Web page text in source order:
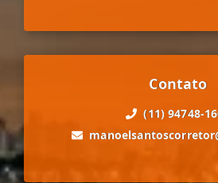
Contato
(11) 94748-